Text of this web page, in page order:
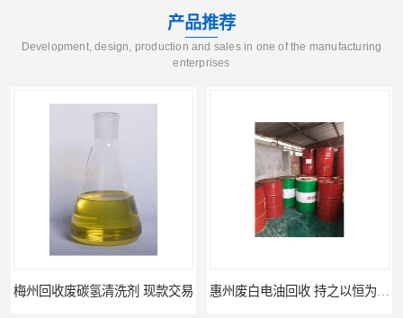
产品推荐
Development, design, production and sales in one of the manufacturing
enterprises
州回收废碳氢清洗剂 现款交易 惠州废白电油回收 持之以恒为客户服务